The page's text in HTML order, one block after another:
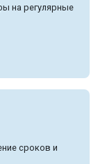
на регулярные
сроков и